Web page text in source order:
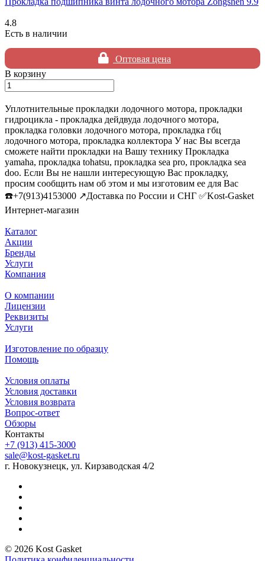
4.8
Есть в наличии
Оптовая цена
В корзину
Уплотнительные прокладки лодочного мотора, прокладки
гидроцикла - прокладка дейдвуда лодочного мотора,
прокладка головки лодочного мотора, прокладка гбц
лодочного мотора, прокладка коллектора У нас Вы всегда
сможете найти прокладки на Вашу технику Прокладка
yamaha, прокладка tohatsu, прокладка sea pro, прокладка sea
doo. Если Вы не нашли интересующую Вас прокладку,
просим сообщить нам об этом и мы изготовим ее для Вас
☎️+7(913)4153000 ↗️Доставка по России и СНГ ✅Kost-Gasket
Интернет-магазин
Каталог
Акции
Бренды
Услуги
Компания
О компании
Лицензии
Реквизиты
Услуги
Изготовление по образцу
Помощь
Условия оплаты
Условия доставки
Условия возврата
Вопрос-ответ
Обзоры
Контакты
+7 (913) 415-3000
sale@kost-gasket.ru
г. Новокузнецк, ул. Кирзаводская 4/2
© 2026 Kost Gasket